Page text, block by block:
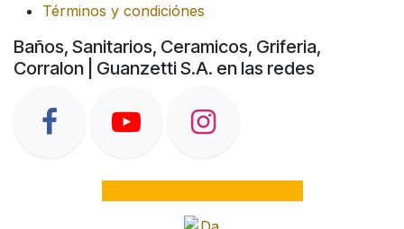
Términos y condiciónes
Baños, Sanitarios, Ceramicos, Griferia,
Corralon | Guanzetti S.A. en las redes